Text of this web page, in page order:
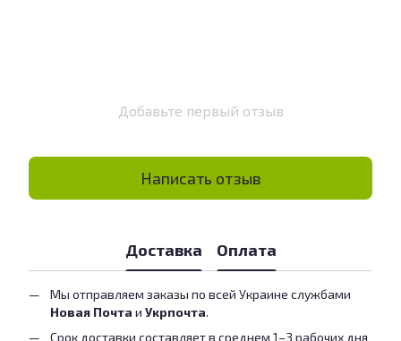
Добавьте первый отзыв
Написать отзыв
Доставка Оплата
Мы отправляем заказы по всей Украине службами
Новая Почта и Укрпочта.
Срок доставки составляет в среднем 1–3 рабочих дня